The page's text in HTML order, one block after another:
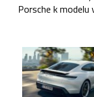
Porsche k modelu